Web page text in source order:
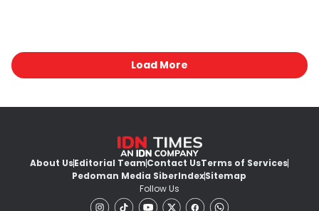
Load More
About UsEditorial TeamContact UsTerms of Services
Pedoman Media SiberIndexSitemap
Follow Us